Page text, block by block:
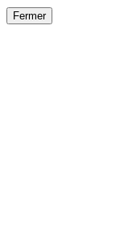
Fermer